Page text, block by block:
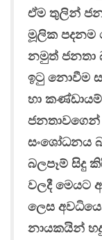
ඒම තුලින්
මූලික පදනම
නමුත් ජනතා
ඉටු නොවීම
හා
ජනතාවගෙන්
සංශෝධනය
බලපෑම් සිදු
වලදී මෙයට
ලෙස
නායකයින්